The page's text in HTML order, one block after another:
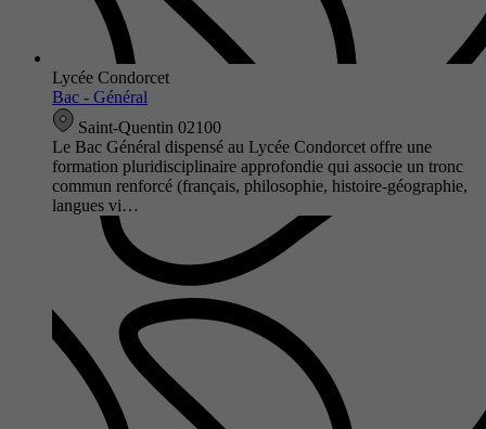
Lycée Condorcet
Bac - Général
Saint-Quentin 02100
Le Bac Général dispensé au Lycée Condorcet offre une
formation pluridisciplinaire approfondie qui associe un tronc
commun renforcé (français, philosophie, histoire-géographie,
langues vi…